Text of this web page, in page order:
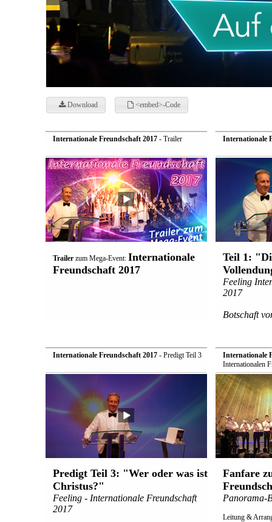
Download <embed>-Code
Internationale Freundschaft 2017- Trailer
Trailerzum Mega-Event: Internationale
Freundschaft 2017
Internationale
Teil 1:
Feeling
2017
Botschaft
Internationale Freundschaft 2017- Predigt Teil 3
Predigt Teil 3: "Wer oder was ist
Christus?"
Feeling - Internationale Freundschaft
2017
Internationale
Internationalen
Fanfare
Panorama-
Leitung &